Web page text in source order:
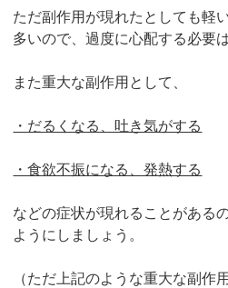
ただ副作用が現れたとしても軽
多いので、過度に心配する必要
また重大な副作用として、
・だるくなる、吐き気がする
・食欲不振になる、発熱する
などの症状が現れることがある
ようにしましょう。
（ただ上記のような重大な副作